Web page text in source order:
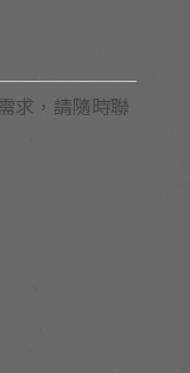
求，請隨時聯